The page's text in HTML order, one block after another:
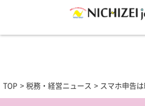
TOP 税務・経営ニュース スマホ申告